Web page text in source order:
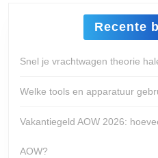
Recente
Snel je vrachtwagen theorie
Welke tools en apparatuur
Vakantiegeld AOW 2026:
AOW?